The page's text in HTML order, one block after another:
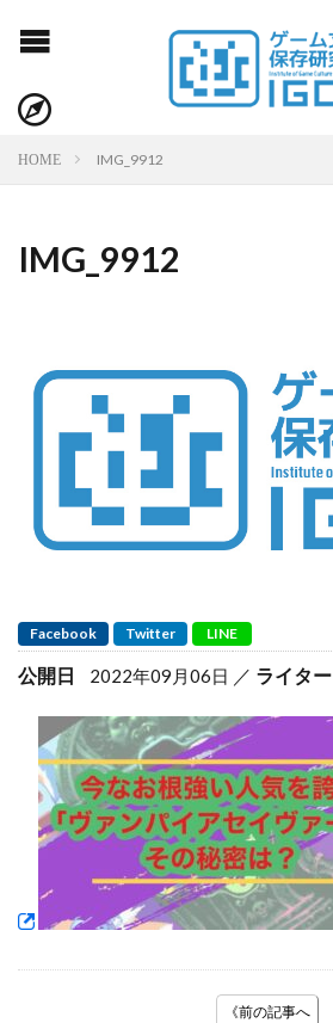
HOME IMG_9912
IMG_9912
Facebook Twitter LINE
公開日 2022年09月06日 ライター
《前の記事へ